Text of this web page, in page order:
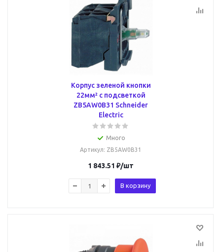
Корпус зеленой кнопки
22мм² с подсветкой
ZB5AW0B31 Schneider
Electric
Много
Артикул: ZB5AW0B31
1 843.51 ₽/шт
В корзину